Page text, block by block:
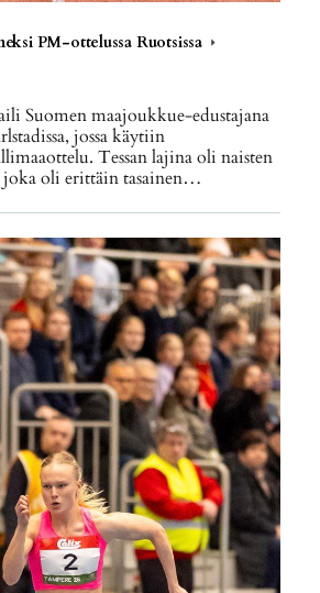
PM-ottelussa Ruotsissa
Suomen maajoukkue-edustajana
jossa käytiin
Tessan lajina oli naisten
oli erittäin tasainen…